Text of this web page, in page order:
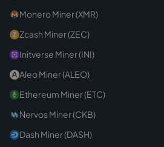
Monero Miner (XMR)
Zcash Miner (ZEC)
Initverse Miner (INI)
Aleo Miner (ALEO)
Ethereum Miner (ETC)
Nervos Miner (CKB)
Dash Miner (DASH)